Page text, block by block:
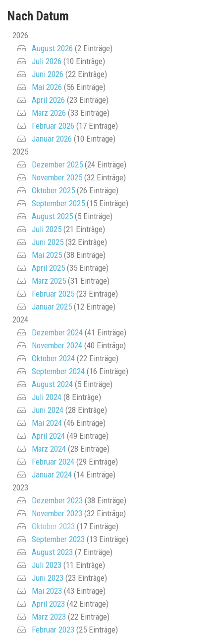
Nach Datum
2026
August 2026 (2 Einträge)
Juli 2026 (10 Einträge)
Juni 2026 (22 Einträge)
Mai 2026 (56 Einträge)
April 2026 (23 Einträge)
März 2026 (33 Einträge)
Februar 2026 (17 Einträge)
Januar 2026 (10 Einträge)
2025
Dezember 2025 (24 Einträge)
November 2025 (32 Einträge)
Oktober 2025 (26 Einträge)
September 2025 (15 Einträge)
August 2025 (5 Einträge)
Juli 2025 (21 Einträge)
Juni 2025 (32 Einträge)
Mai 2025 (38 Einträge)
April 2025 (35 Einträge)
März 2025 (31 Einträge)
Februar 2025 (23 Einträge)
Januar 2025 (12 Einträge)
2024
Dezember 2024 (41 Einträge)
November 2024 (40 Einträge)
Oktober 2024 (22 Einträge)
September 2024 (16 Einträge)
August 2024 (5 Einträge)
Juli 2024 (8 Einträge)
Juni 2024 (28 Einträge)
Mai 2024 (46 Einträge)
April 2024 (49 Einträge)
März 2024 (28 Einträge)
Februar 2024 (29 Einträge)
Januar 2024 (14 Einträge)
2023
Dezember 2023 (38 Einträge)
November 2023 (32 Einträge)
Oktober 2023 (17 Einträge)
September 2023 (13 Einträge)
August 2023 (7 Einträge)
Juli 2023 (11 Einträge)
Juni 2023 (23 Einträge)
Mai 2023 (43 Einträge)
April 2023 (42 Einträge)
März 2023 (22 Einträge)
Februar 2023 (25 Einträge)